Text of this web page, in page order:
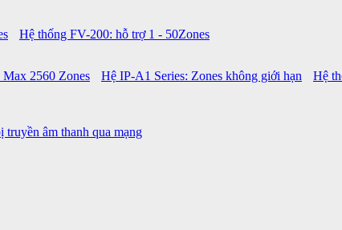
Hệ thống FV-200: hỗ trợ 1 - 50Zones
2560 Zones Hệ IP-A1 Series: Zones không giới hạn Hệ
truyền âm thanh qua mạng